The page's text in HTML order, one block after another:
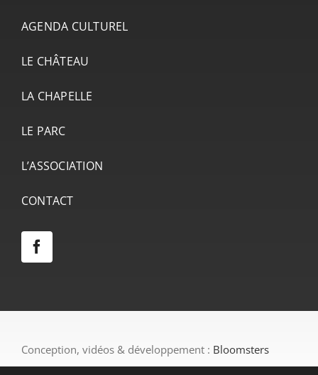
AGENDA CULTUREL
LE CHÂTEAU
LA CHAPELLE
LE PARC
L’ASSOCIATION
CONTACT
Conception, vidéos & développement : Bloomsters